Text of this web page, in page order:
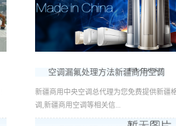
空调漏氟处理方法新疆商用空调
新疆商用中央空调总代理为您免费提供新疆
调,新疆商用空调等相关信...